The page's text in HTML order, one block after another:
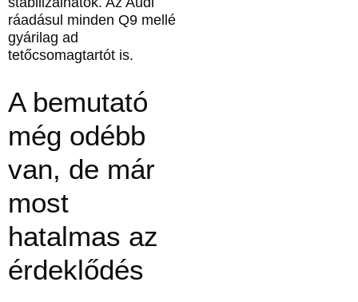
ráadásul minden Q9 mellé
gyárilag ad
tetőcsomagtartót is.
A bemutató
még odébb
van, de már
most
hatalmas az
érdeklődés